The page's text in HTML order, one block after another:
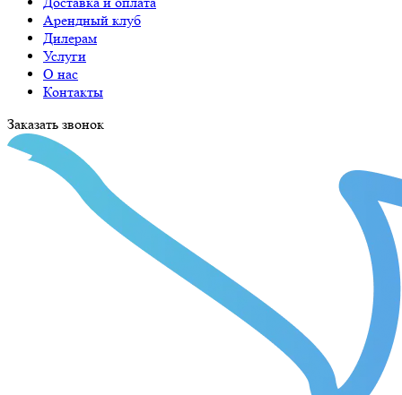
Арендный клуб
Дилерам
Услуги
О нас
Контакты
Заказать звонок